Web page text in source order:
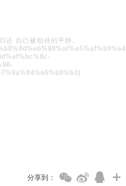
还 自己被劫持的平静。
分享到：